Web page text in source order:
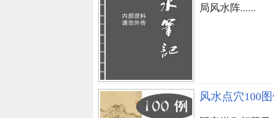
局风水阵......
风水点穴100